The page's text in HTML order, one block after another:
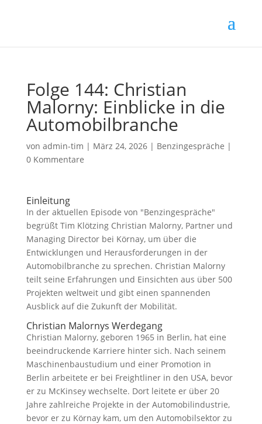
Folge 144: Christian
Malorny: Einblicke in die
Automobilbranche
von admin-tim | März 24, 2026| Benzingespräche |
0 Kommentare
Einleitung
In der aktuellen Episode von "Benzingespräche"
begrüßt Tim Klötzing Christian Malorny, Partner und
Managing Director bei Körnay, um über die
Entwicklungen und Herausforderungen in der
Automobilbranche zu sprechen. Christian Malorny
teilt seine Erfahrungen und Einsichten aus über 500
Projekten weltweit und gibt einen spannenden
Ausblick auf die Zukunft der Mobilität.
Christian Malornys Werdegang
Christian Malorny, geboren 1965 in Berlin, hat eine
beeindruckende Karriere hinter sich. Nach seinem
Maschinenbaustudium und einer Promotion in
Berlin arbeitete er bei Freightliner in den USA, bevor
er zu McKinsey wechselte. Dort leitete er über 20
Jahre zahlreiche Projekte in der Automobilindustrie,
bevor er zu Körnay kam, um den Automobilsektor zu